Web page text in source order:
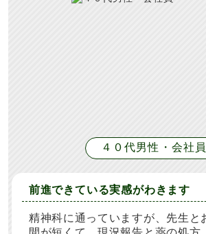
４０代男性・会社員
前進できている実感がわきます
精神科に通っていますが、先生と